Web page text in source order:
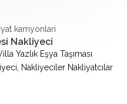
Nakliyeci
Yazlık Eşya Taşıması
Nakliyeciler Nakliyatcılar